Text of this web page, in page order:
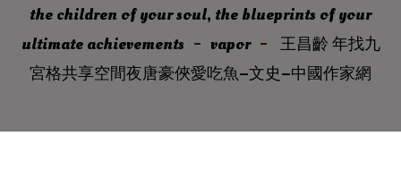
the children of your soul, the blueprints of your
ultimate achievements
vapor
王昌齡 年找九
宮格共享空間夜唐豪俠愛吃魚–文史–中國作家網